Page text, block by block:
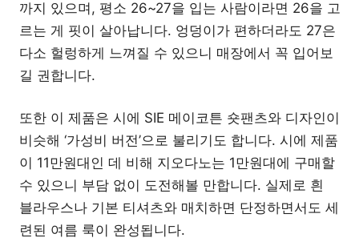
까지 있으며, 평소 26~27을 입는 사람이라면 26을 고
르는 게 핏이 살아납니다. 엉덩이가 편하더라도 27은
다소 헐렁하게 느껴질 수 있으니 매장에서 꼭 입어보
길 권합니다.
또한 이 제품은 시에 SIE 메이코튼 숏팬츠와 디자인이
비슷해 ‘가성비 버전’으로 불리기도 합니다. 시에 제품
이 11만원대인 데 비해 지오다노는 1만원대에 구매할
수 있으니 부담 없이 도전해볼 만합니다. 실제로 흰
블라우스나 기본 티셔츠와 매치하면 단정하면서도 세
련된 여름 룩이 완성됩니다.